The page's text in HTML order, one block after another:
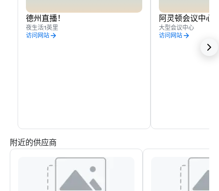
德州直播！
夜生活1英里
访问网站
阿灵顿会议中心
大型会议中心
访问网站
附近的供应商